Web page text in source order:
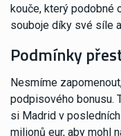
kouče, který podobné
souboje díky své síle
Podmínky
Nesmíme
podpisového bonusu.
si Madrid v
milionů eur, aby mohl